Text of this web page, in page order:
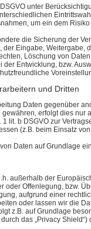
unter
um ein dem
die Sicherung der
Eingabe,
Löschung von
Entwicklung, bzw.
und Dritten
Daten gegenüber
erfolgt dies
1 lit. b DSGVO zur
(z.B. beim Einsatz
Daten auf Grundlage
außerhalb der
oder Offenlegung, bzw.
aufgrund einer
oder lassen wir die
z.B. auf Grundlage
das „Privacy